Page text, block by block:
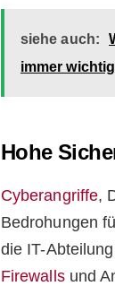
siehe auch:
immer
Hohe
Cyberangriffe,
Bedrohungen
die IT-
Firewallsund